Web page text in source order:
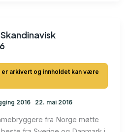
2016 22. mai 2016
fra Norge møtte